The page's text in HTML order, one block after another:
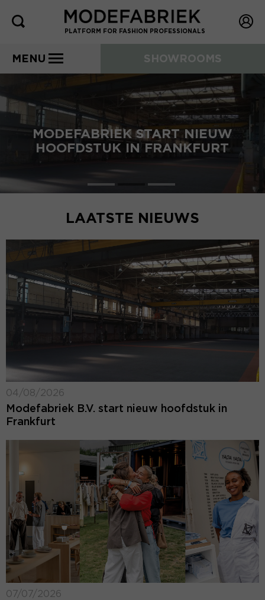
PLATFORM FOR FASHION PROFESSIONALS
MENU SHOWROOMS
MODEFABRIEK START NIEUW
HOOFDSTUK IN FRANKFURT
LAATSTE NIEUWS
04/08/2026
Modefabriek B.V. start nieuw hoofdstuk in
Frankfurt
07/07/2026